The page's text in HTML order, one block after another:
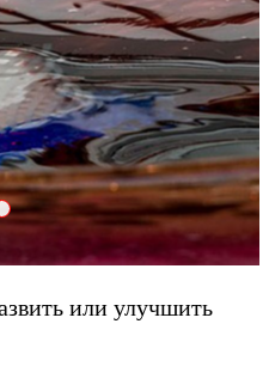
Adrenalin Crank Dzheyson
или улучшить